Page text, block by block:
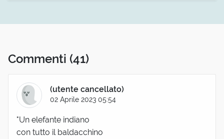
Commenti (41)
(utente cancellato)
02 Aprile 2023 05:54
"Un elefante indiano
con tutto il baldacchino